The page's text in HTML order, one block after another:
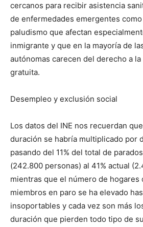
cercanos para recibir asistencia
de enfermedades emergentes
paludismo que afectan
inmigrante y que en la mayoría de
autónomas carecen del derecho a
gratuita.
Desempleo y exclusión social
Los datos del INE nos recuerdan
duración se habría multiplicado por
pasando del 11% del total de
(242.800 personas) al 41% actual
mientras que el número de hogares
miembros en paro se ha elevado
insoportables y cada vez son más
duración que pierden todo tipo de